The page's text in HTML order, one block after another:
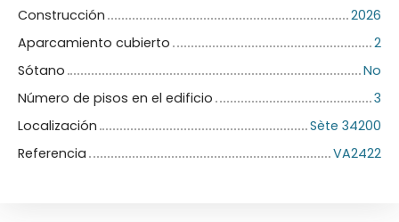
Construcción
2026
Aparcamiento cubierto
2
Sótano
No
Número de pisos en el edificio
3
Localización
Sète 34200
Referencia
VA2422